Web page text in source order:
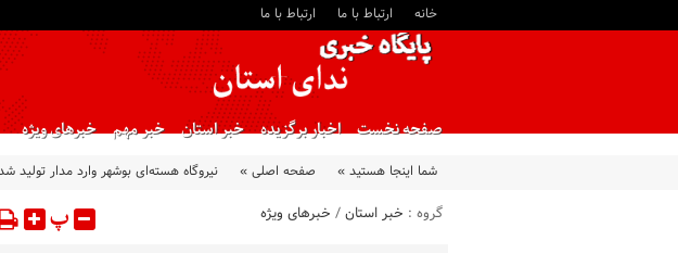
خانه ارتباط با ما ارتباط با ما
صفحه نخست اخبار برگزیده خبر استان خبر مهم خبرهای ویژه
شما اینجا هستید » صفحه اصلی » نیروگاه هسته‌ای بوشهر وارد مدار تولید
گروه : خبر استان/ خبرهای ویژه پ